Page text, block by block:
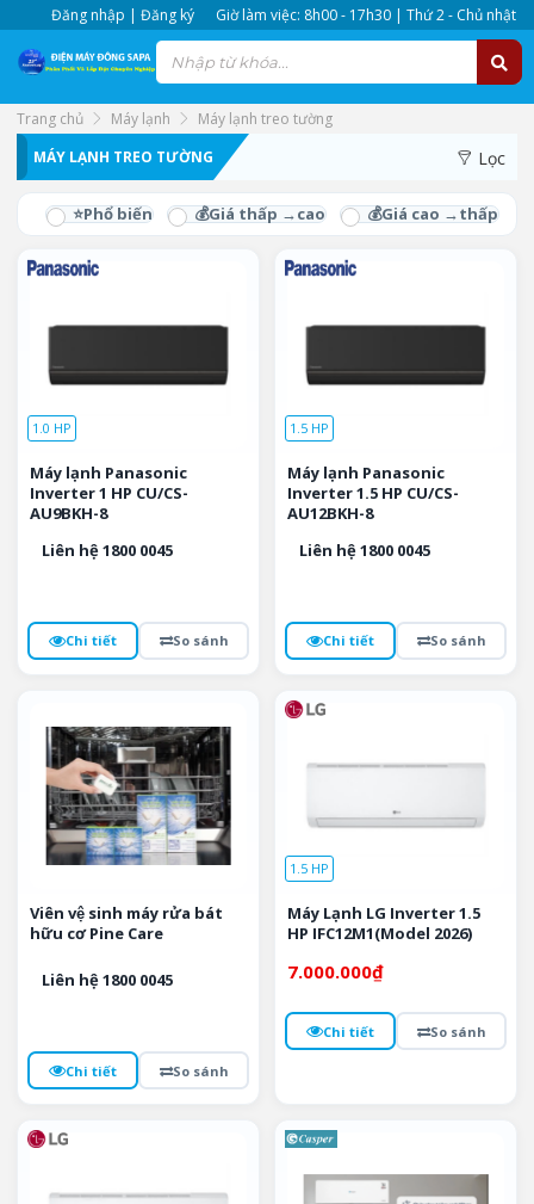
Đăng nhập | Đăng ký Giờ làm việc: 8h00 - 17h30 | Thứ 2 - Chủ nhật
Trang chủ Máy lạnh
Máy lạnh treo tường
MÁY LẠNH TREO TƯỜNG
Lọc
1.0 HP
Máy lạnh Panasonic
Inverter 1 HP CU/CS-
AU9BKH-8
Liên hệ 1800 0045
Chi tiết So sánh
1.5 HP
Máy lạnh Panasonic
Inverter 1.5 HP CU/CS-
AU12BKH-8
Liên hệ 1800 0045
Chi tiết So sánh
Viên vệ sinh máy rửa bát
hữu cơ Pine Care
Liên hệ 1800 0045
Chi tiết So sánh
1.5 HP
Máy Lạnh LG Inverter 1.5
HP IFC12M1(Model 2026)
7.000.000₫
Chi tiết So sánh